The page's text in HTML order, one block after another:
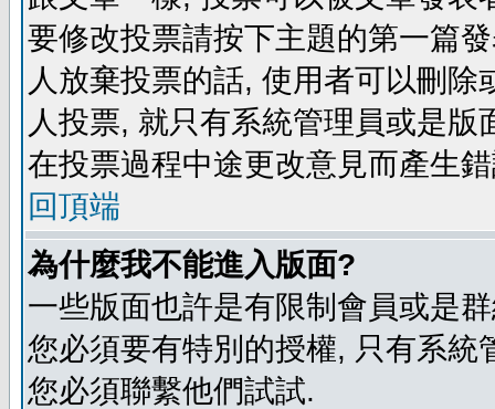
要修改投票請按下主題的第一篇
人放棄投票的話, 使用者可以刪
人投票, 就只有系統管理員或是
在投票過程中途更改意見而產生
回頂端
為什麼我不能進入版面?
一些版面也許是有限制會員或是
您必須要有特別的授權, 只有系
您必須聯繫他們試試.